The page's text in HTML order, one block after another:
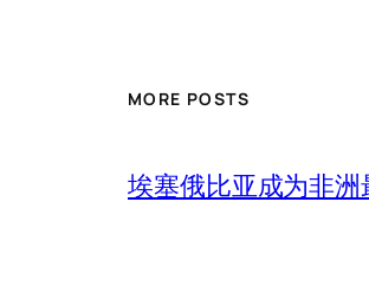
MORE POSTS
埃塞俄比亚成为非